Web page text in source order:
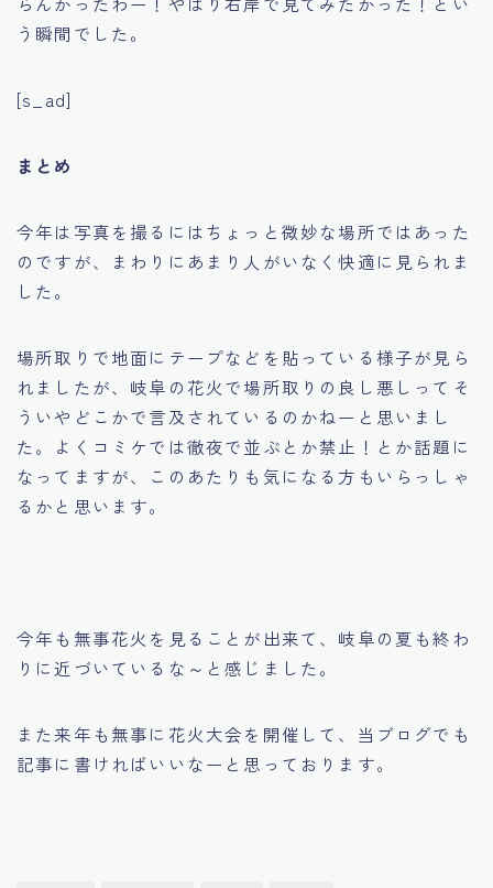
う瞬間でした。
[s_ad]
まとめ
今年は写真を撮るにはちょっと微妙な場所ではあった
のですが、まわりにあまり人がいなく快適に見られま
した。
場所取りで地面にテープなどを貼っている様子が見ら
れましたが、岐阜の花火で場所取りの良し悪しってそ
ういやどこかで言及されているのかねーと思いまし
た。よくコミケでは徹夜で並ぶとか禁止！とか話題に
なってますが、このあたりも気になる方もいらっしゃ
るかと思います。
今年も無事花火を見ることが出来て、岐阜の夏も終わ
りに近づいているな～と感じました。
また来年も無事に花火大会を開催して、当ブログでも
記事に書ければいいなーと思っております。